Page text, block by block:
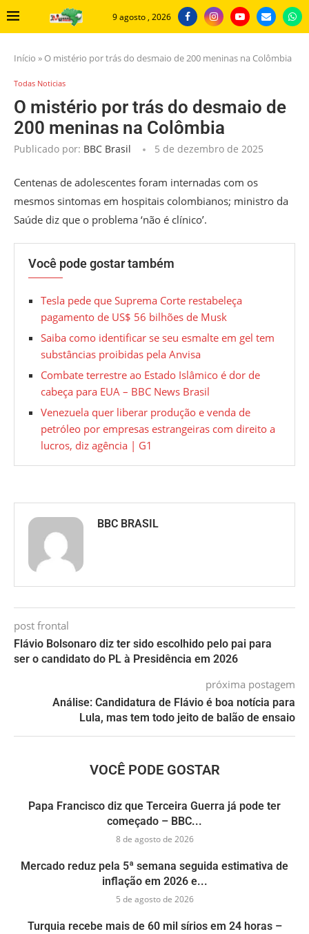
9 agosto , 2026
Início » O mistério por trás do desmaio de 200 meninas na Colômbia
Todas Noticias
O mistério por trás do desmaio de
200 meninas na Colômbia
Publicado por: BBC Brasil 5 de dezembro de 2025
Centenas de adolescentes foram internadas com os
mesmos sintomas em hospitais colombianos; ministro da
Saúde diz que o problema ‘não é clínico’.
Você pode gostar também
Tesla pede que Suprema Corte restabeleça
pagamento de US$ 56 bilhões de Musk
Saiba como identificar se seu esmalte em gel tem
substâncias proibidas pela Anvisa
Combate terrestre ao Estado Islâmico é dor de
cabeça para EUA – BBC News Brasil
Venezuela quer liberar produção e venda de
petróleo por empresas estrangeiras com direito a
lucros, diz agência | G1
BBC BRASIL
post frontal
Flávio Bolsonaro diz ter sido escolhido pelo pai para
ser o candidato do PL à Presidência em 2026
próxima postagem
Análise: Candidatura de Flávio é boa notícia para
Lula, mas tem todo jeito de balão de ensaio
VOCÊ PODE GOSTAR
Papa Francisco diz que Terceira Guerra já pode ter
começado – BBC...
8 de agosto de 2026
Mercado reduz pela 5ª semana seguida estimativa de
inflação em 2026 e...
5 de agosto de 2026
Turquia recebe mais de 60 mil sírios em 24 horas –